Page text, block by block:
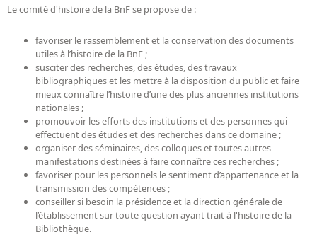
Rapports d'activité de la Bibliothèque
Répertoire
Répertoire des catalogues d'expositions
Répertoire des catalogues
Répertoire des manuscrits du XXe siècle
Publications
Guides des sources publiés
Ouvrages et documents sur la BnF numérisés dans Gallica
Le comité d'histoire de la BnF se propose de :
favoriser le rassemblement et la conservation des documents
utiles à l’histoire de la BnF ;
susciter des recherches, des études, des travaux
bibliographiques et les mettre à la disposition du public et faire
mieux connaître l’histoire d’une des plus anciennes institutions
nationales ;
promouvoir les efforts des institutions et des personnes qui
effectuent des études et des recherches dans ce domaine ;
organiser des séminaires, des colloques et toutes autres
manifestations destinées à faire connaître ces recherches ;
favoriser pour les personnels le sentiment d’appartenance et la
transmission des compétences ;
conseiller si besoin la présidence et la direction générale de
l’établissement sur toute question ayant trait à l'histoire de la
Bibliothèque.